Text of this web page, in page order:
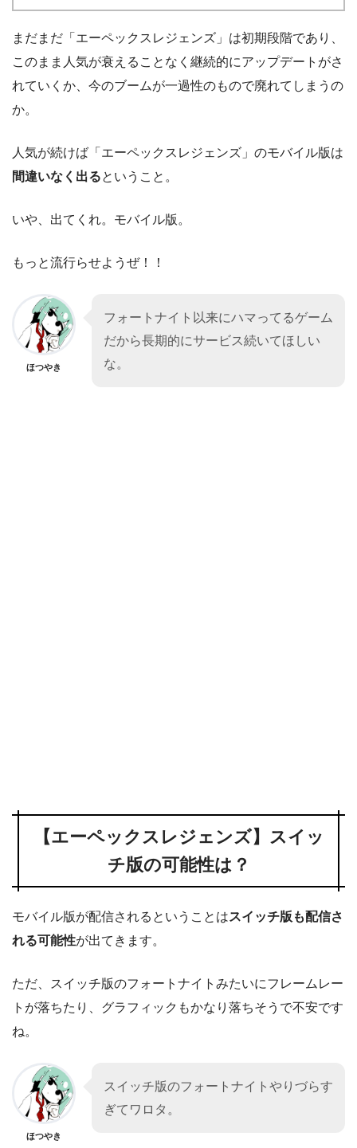
まだまだ「エーペックスレジェンズ」は初期段階であり、
このまま人気が衰えることなく継続的にアップデートがさ
れていくか、今のブームが一過性のもので廃れてしまうの
か。
人気が続けば「エーペックスレジェンズ」のモバイル版は
間違いなく出るということ。
いや、出てくれ。モバイル版。
もっと流行らせようぜ！！
ほつやき
フォートナイト以来にハマってるゲーム
だから長期的にサービス続いてほしい
な。
【エーペックスレジェンズ】スイッ
チ版の可能性は？
モバイル版が配信されるということはスイッチ版も配信さ
れる可能性が出てきます。
ただ、スイッチ版のフォートナイトみたいにフレームレー
トが落ちたり、グラフィックもかなり落ちそうで不安です
ね。
ほつやき
スイッチ版のフォートナイトやりづらす
ぎてワロタ。